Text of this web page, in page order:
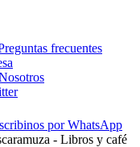
frecuentes
por WhatsApp
- Libros y café